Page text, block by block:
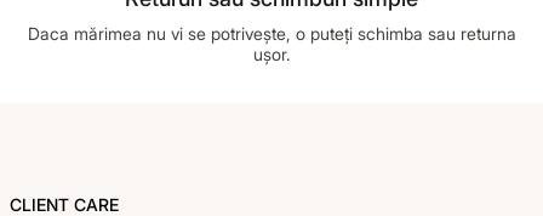
Daca mărimea nu vi se potrivește, o puteți schimba sau returna
ușor.
CLIENT CARE